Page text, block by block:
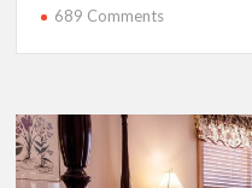
689 Commentson
za
novi
Minivan